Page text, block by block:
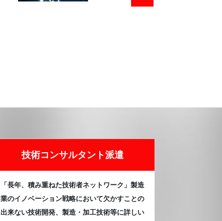
技術コンサルタント派遣
「長年、積み重ねた技術者ネットワーク」製造
業のイノベーション戦略において欠かすことの
出来ない技術開発、製造・加工技術等に詳しい